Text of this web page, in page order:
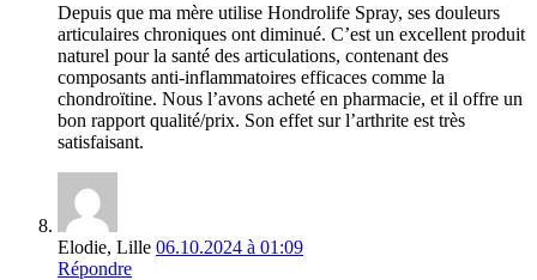
Depuis que ma mère utilise Hondrolife Spray, ses douleurs
articulaires chroniques ont diminué. C’est un excellent produit
naturel pour la santé des articulations, contenant des
composants anti-inflammatoires efficaces comme la
chondroïtine. Nous l’avons acheté en pharmacie, et il offre un
bon rapport qualité/prix. Son effet sur l’arthrite est très
satisfaisant.
Elodie, Lille 06.10.2024 à 01:09
Répondre